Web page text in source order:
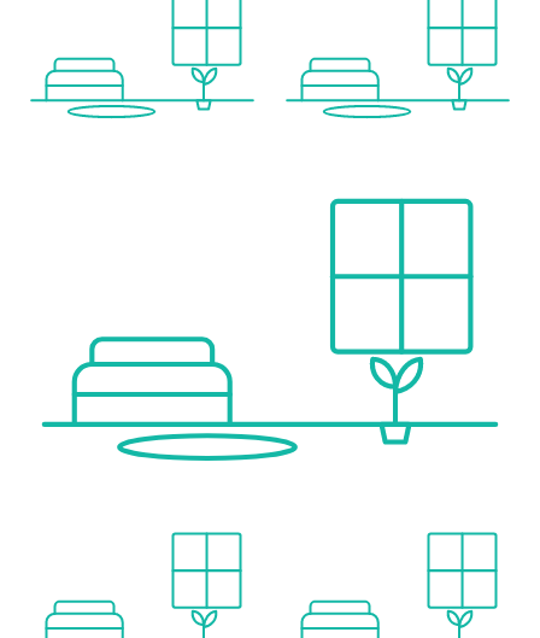
Kindergarten <1.500m
Universität <2.000m
Höhere Schule <4.000m
Bank <1.500m
Polizei <2.500m
Verkehr
Angaben Entfernung Luftlinie / Quelle: OpenStreetMap